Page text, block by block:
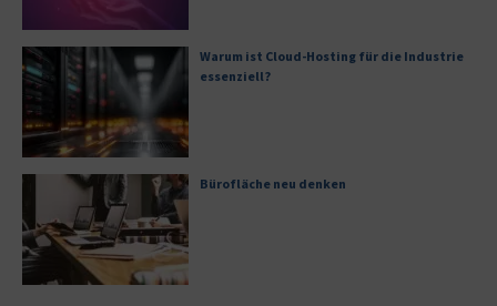
Warum ist Cloud-Hosting für die Industrie
essenziell?
Bürofläche neu denken